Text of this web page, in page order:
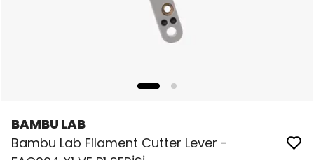
BAMBU LAB
Bambu Lab Filament Cutter Lever -